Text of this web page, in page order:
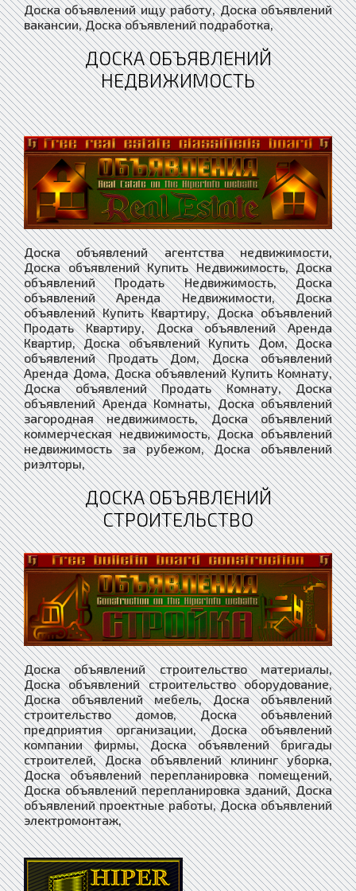
Доска объявлений ищу работу, Доска объявлений
вакансии, Доска объявлений подработка,
ДОСКА ОБЪЯВЛЕНИЙ
НЕДВИЖИМОСТЬ
Доска объявлений агентства недвижимости,
Доска объявлений Купить Недвижимость, Доска
объявлений Продать Недвижимость, Доска
объявлений Аренда Недвижимости, Доска
объявлений Купить Квартиру, Доска объявлений
Продать Квартиру, Доска объявлений Аренда
Квартир, Доска объявлений Купить Дом, Доска
объявлений Продать Дом, Доска объявлений
Аренда Дома, Доска объявлений Купить Комнату,
Доска объявлений Продать Комнату, Доска
объявлений Аренда Комнаты, Доска объявлений
загородная недвижимость, Доска объявлений
коммерческая недвижимость, Доска объявлений
недвижимость за рубежом, Доска объявлений
риэлторы,
ДОСКА ОБЪЯВЛЕНИЙ
СТРОИТЕЛЬСТВО
Доска объявлений строительство материалы,
Доска объявлений строительство оборудование,
Доска объявлений мебель, Доска объявлений
строительство домов, Доска объявлений
предприятия организации, Доска объявлений
компании фирмы, Доска объявлений бригады
строителей, Доска объявлений клининг уборка,
Доска объявлений перепланировка помещений,
Доска объявлений перепланировка зданий, Доска
объявлений проектные работы, Доска объявлений
электромонтаж,